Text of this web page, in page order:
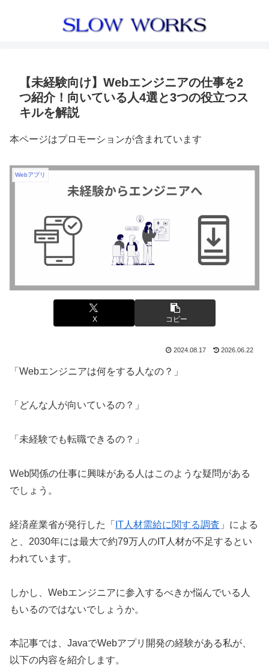
【未経験向け】Webエンジニアの仕事を2
つ紹介！向いている人4選と3つの役立つス
キルを解説
本ページはプロモーションが含まれています
Webアプリ
X コピー
2024.08.17 2026.06.22
「Webエンジニアは何をする人なの？」
「どんな人が向いているの？」
「未経験でも転職できるの？」
Web関係の仕事に興味がある人はこのような疑問がある
でしょう。
経済産業省が発行した「 IT人材需給に関する調査 」による
と、2030年には最大で約79万人のIT人材が不足するとい
われています。
しかし、Webエンジニアに参入するべきか悩んでいる人
もいるのではないでしょうか。
本記事では、JavaでWebアプリ開発の経験がある私が、
以下の内容を紹介します。